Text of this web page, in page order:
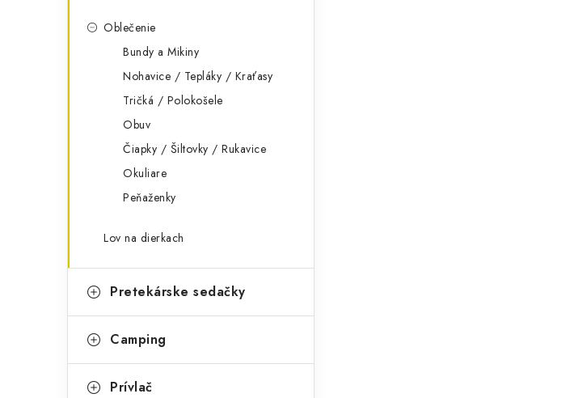
Oblečenie
Bundy a Mikiny
Nohavice / Tepláky / Kraťasy
Tričká / Polokošele
Obuv
Čiapky / Šiltovky / Rukavice
Okuliare
Peňaženky
Lov na dierkach
Pretekárske sedačky
Camping
Prívlač